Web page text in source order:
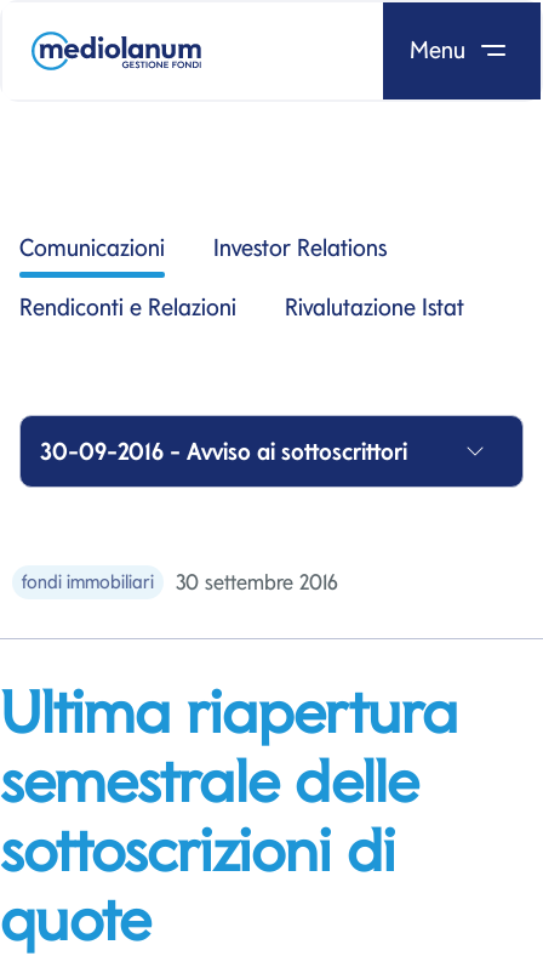
Salta al contenuto
Menu
Comunicazioni Investor Relations
Rendiconti e Relazioni Rivalutazione Istat
30-09-2016 - Avviso ai sottoscrittori
fondi immobiliari 30 settembre 2016
Ultima riapertura
semestrale delle
sottoscrizioni di
quote